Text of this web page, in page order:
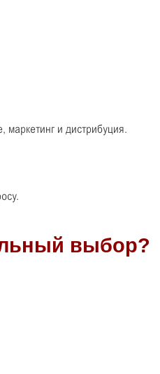
маркетинг и дистрибуция.